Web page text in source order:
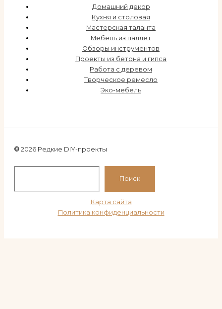
Домашний декор
Кухня и столовая
Мастерская таланта
Мебель из паллет
Обзоры инструментов
Проекты из бетона и гипса
Работа с деревом
Творческое ремесло
Эко-мебель
© 2026 Редкие DIY-проекты
Поиск
Карта сайта
Политика конфиденциальности